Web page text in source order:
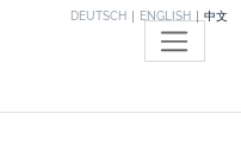
DEUTSCH ENGLISH 中文